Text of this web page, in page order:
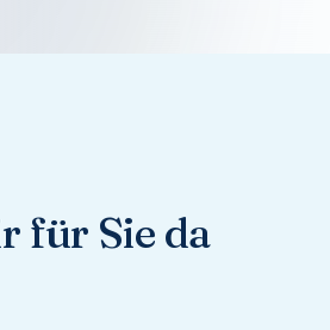
für Sie da